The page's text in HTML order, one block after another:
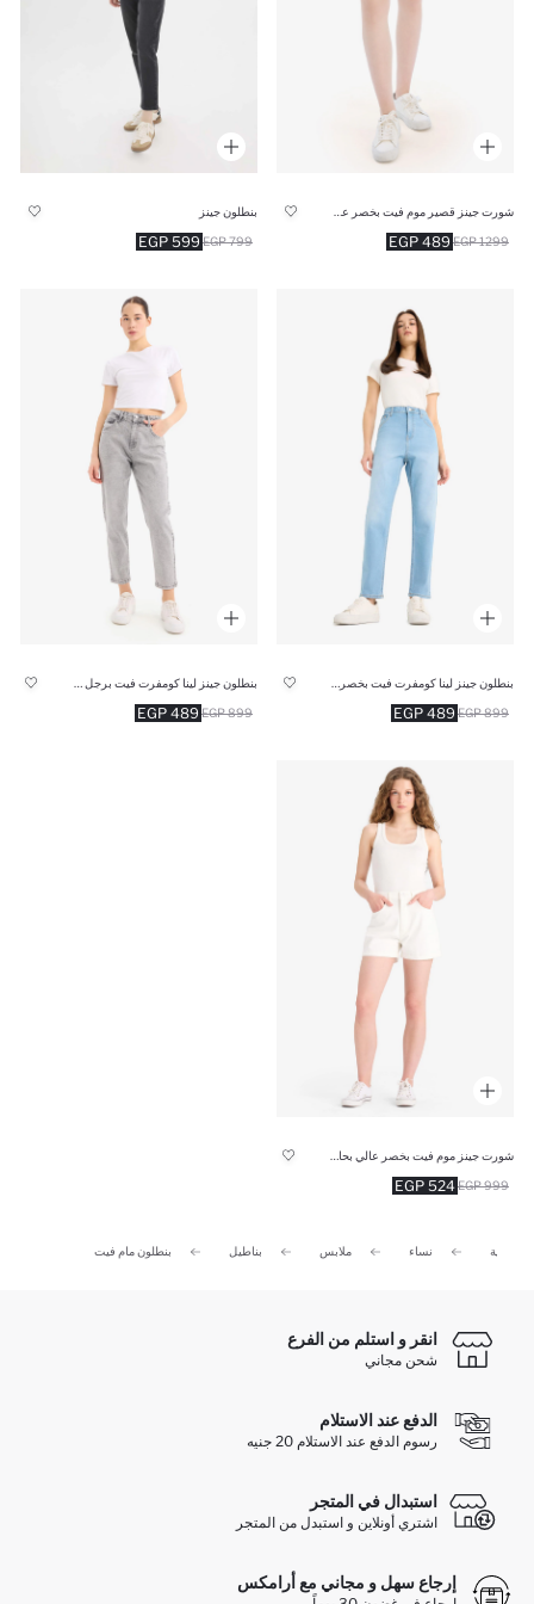
489 EGP 1299 EGP
بنطلون جينز
599 EGP 799 EGP
489 EGP 899 EGP
489 EGP 899 EGP
524 EGP 999 EGP
نساء ملابس بناطيل بنطلون مام فيت
انقر و استلم من الفرع
شحن مجاني
الدفع عند الاستلام
رسوم الدفع عند الاستلام 20 جنيه
استبدال في المتجر
اشتري أونلاين و استبدل من المتجر
إرجاع سهل و مجاني مع أرامكس